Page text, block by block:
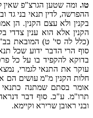
טו. ומה שטען הגרצ"פ
ההפרשה, לדין תנאי בני גד
בקנין ולא עצם הקנין. הן
הקנין אלא הוא ענין צדדי
(כלל לה סי' ט) המובאת
סוף הרי הדבר ידוע שכל
בדוקא להקפיד בו על כל
עוקר את התנאי לגמרי,
חלות הקנין מ"מ עושים הם
אומר בסתם שמתנה כתנאי
תרו"מ. ע"כ. סוף דבר
ובני ראובן שרירא וקיימא.